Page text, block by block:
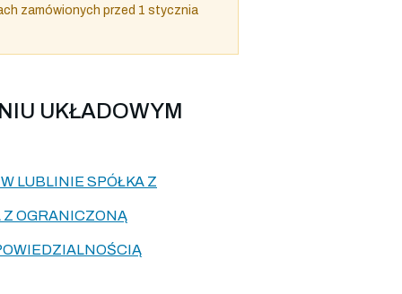
zamówionych przed 1 stycznia
UKŁADOWYM
LUBLINIE SPÓŁKA Z
Z OGRANICZONĄ